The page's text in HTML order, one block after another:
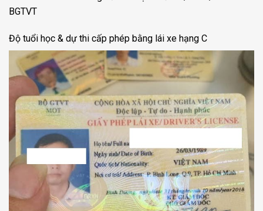
BGTVT
Độ tuổi học & dự thi cấp phép bằng lái xe hạng C